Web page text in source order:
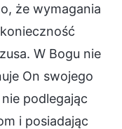
że wymagania
W Bogu nie
On swojego
podlegając
i posiadając